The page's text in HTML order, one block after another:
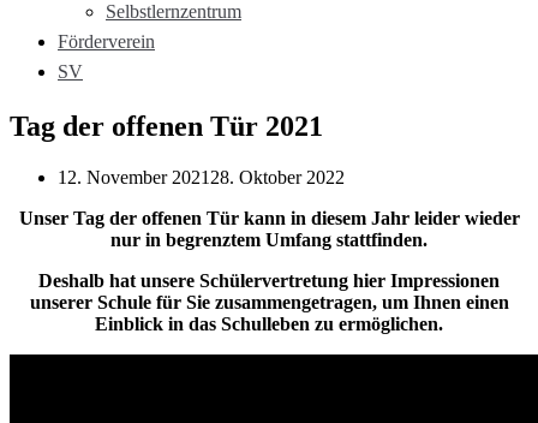
Selbstlernzentrum
Förderverein
SV
Tag der offenen Tür 2021
12. November 2021 28. Oktober 2022
Unser Tag der offenen Tür kann in diesem Jahr leider wieder
nur in begrenztem Umfang stattfinden.
Deshalb hat unsere Schülervertretung hier Impressionen
unserer Schule für Sie zusammengetragen, um Ihnen einen
Einblick in das Schulleben zu ermöglichen.